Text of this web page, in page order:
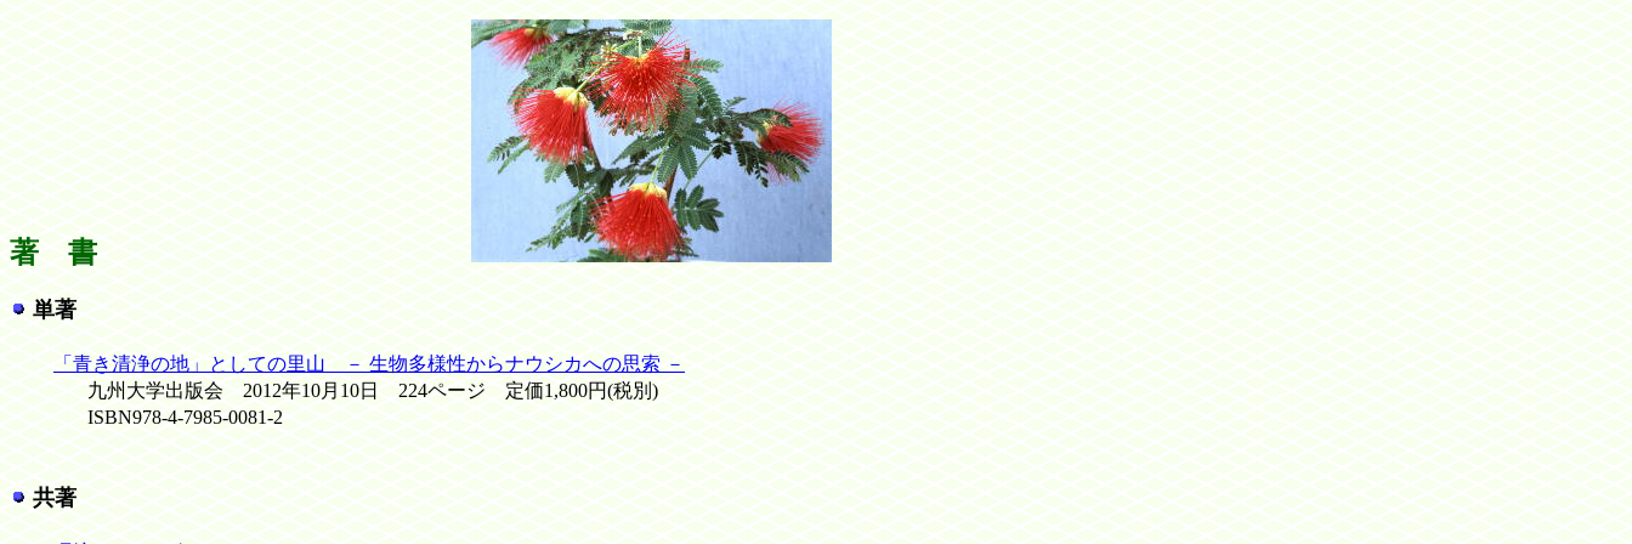
著 書
単著
「青き清浄の地」としての里山 － 生物多様性からナウシカへの思索 －
九州大学出版会 2012年10月10日 224ページ 定価1,800円(税別)
ISBN978-4-7985-0081-2
共著